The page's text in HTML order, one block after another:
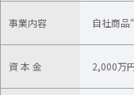
事業内容 自社商品
資 本 金 2,000万